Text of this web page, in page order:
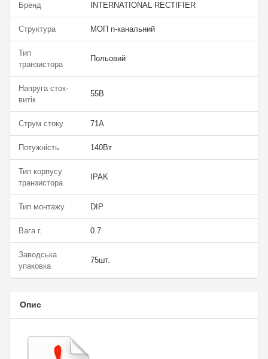
Бренд INTERNATIONAL RECTIFIER
Структура МОП n-канальний
Тип
транзистора
Польовий
Напруга сток-
витік
55В
Струм стоку 71А
Потужність 140Вт
Тип корпусу
транзистора
IPAK
Тип монтажу DIP
Вага г. 0.7
Заводська
упаковка
75шт.
Опис